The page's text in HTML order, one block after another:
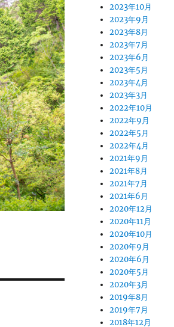
2023年10月
2023年9月
2023年8月
2023年7月
2023年6月
2023年5月
2023年4月
2023年3月
2022年10月
2022年9月
2022年5月
2022年4月
2021年9月
2021年8月
2021年7月
2021年6月
2020年12月
2020年11月
2020年10月
2020年9月
2020年6月
2020年5月
2020年3月
2019年8月
2019年7月
2018年12月